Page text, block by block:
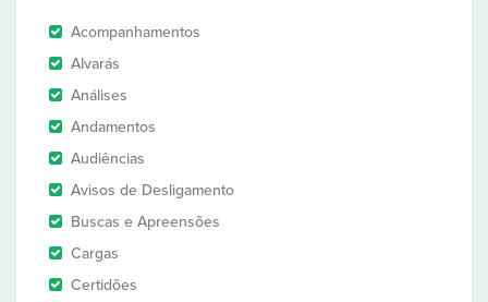
Acompanhamentos
Alvarás
Análises
Andamentos
Audiências
Avisos de Desligamento
Buscas e Apreensões
Cargas
Certidões